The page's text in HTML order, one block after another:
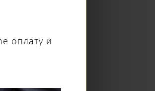
оплату и